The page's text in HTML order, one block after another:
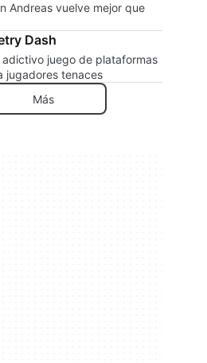
Andreas vuelve mejor que
Dash
adictivo juego de plataformas
jugadores tenaces
Más